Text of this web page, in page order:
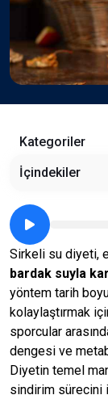
İçindekiler
Kategoriler
Sirkeli su diyeti,
bardak suyla
yöntem tarih
kolaylaştırmak
sporcular
dengesi ve
Diyetin temel
sindirim sürecini